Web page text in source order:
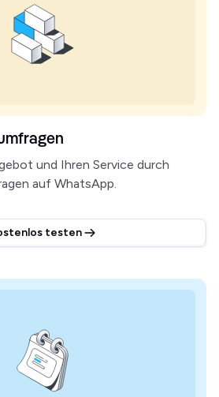
und Ihren Service durch
auf WhatsApp.
testen